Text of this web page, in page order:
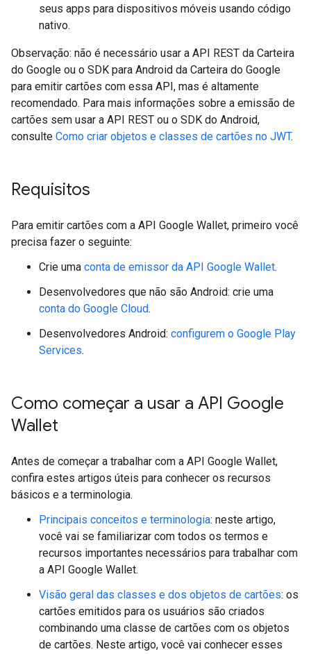
seus apps para dispositivos móveis usando código
nativo.
Observação: não é necessário usar a API REST da Carteira
do Google ou o SDK para Android da Carteira do Google
para emitir cartões com essa API, mas é altamente
recomendado. Para mais informações sobre a emissão de
cartões sem usar a API REST ou o SDK do Android,
consulte Como criar objetos e classes de cartões no JWT.
Requisitos
Para emitir cartões com a API Google Wallet, primeiro você
precisa fazer o seguinte:
Crie uma conta de emissor da API Google Wallet.
Desenvolvedores que não são Android: crie uma
conta do Google Cloud.
Desenvolvedores Android: configurem o Google Play
Services.
Como começar a usar a API Google
Wallet
Antes de começar a trabalhar com a API Google Wallet,
confira estes artigos úteis para conhecer os recursos
básicos e a terminologia.
Principais conceitos e terminologia: neste artigo,
você vai se familiarizar com todos os termos e
recursos importantes necessários para trabalhar com
a API Google Wallet.
Visão geral das classes e dos objetos de cartões: os
cartões emitidos para os usuários são criados
combinando uma classe de cartões com os objetos
de cartões. Neste artigo, você vai conhecer esses